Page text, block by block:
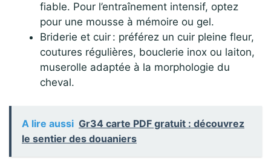
fiable. Pour l’entraînement intensif, optez
pour une mousse à mémoire ou gel.
Briderie et cuir : préférez un cuir pleine fleur,
coutures régulières, bouclerie inox ou laiton,
muserolle adaptée à la morphologie du
cheval.
A lire aussi Gr34 carte PDF gratuit : découvrez
le sentier des douaniers